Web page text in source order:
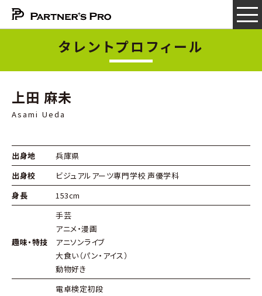
タレントプロフィール
上田 麻未
Asami Ueda
出身地
兵庫県
出身校
ビジュアルアーツ専門学校 声優学科
身長
153cm
趣味・特技
手芸
アニメ・漫画
アニソンライブ
大食い（パン・アイス）
動物好き
電卓検定初段